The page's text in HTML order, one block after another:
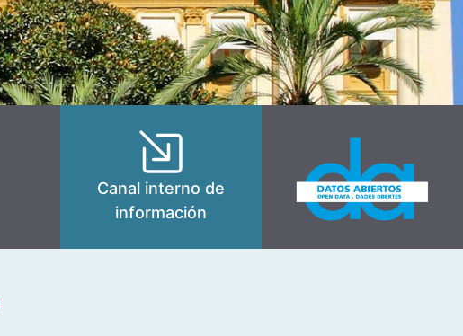
Canal interno de
información